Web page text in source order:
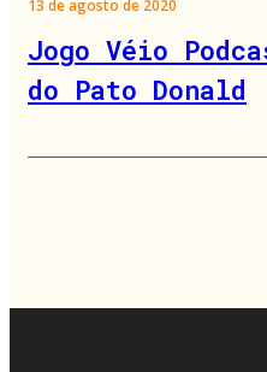
13 de agosto de 2020
Jogo Véio
do Pato Donald